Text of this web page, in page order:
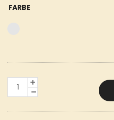
FARBE
"NATUR"
TRINKBECHER